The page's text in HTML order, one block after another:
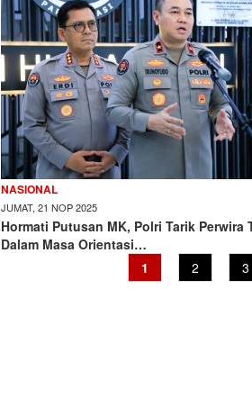
NASIONAL
JUMAT, 21 NOP 2025
Hormati Putusan MK, Polri Tarik Perwira
Dalam Masa Orientasi…
Current
page
1 Page
2 3